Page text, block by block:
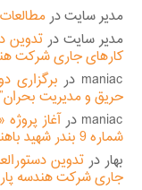
مدیر سایتدر
مدیر سایت در تدوین
کارهای جاری شرکت
maniac در برگزاری
حریق و مدیریت بحران”
maniac درآغاز
شماره 9 بندر شهید باهنر »
بهار در تدوین
جاری شرکت هندسه